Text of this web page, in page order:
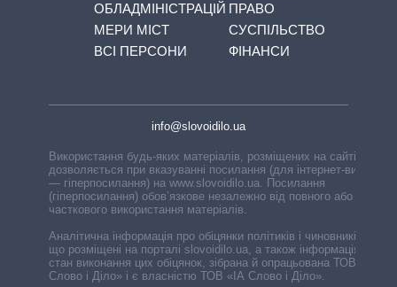
ОБЛАДМІНІСТРАЦІЙ
МЕРИ МІСТ
ВСІ ПЕРСОНИ
ПРАВО
СУСПІЛЬСТВО
ФІНАНСИ
info@slovoidilo.ua
Використання будь-яких матеріалів, розміщених на сайті,
дозволяється при вказуванні посилання (для інтернет-видань
— гіперпосилання) на www.slovoidilo.ua. Посилання
(гіперпосилання) обов’язкове незалежно від повного або
часткового використання матеріалів.
Аналітична інформація про обіцянки політиків і чиновників,
що розміщені на порталі slovoidilo.ua, а також інформація про
стан виконання цих обіцянок, зібрана й опрацьована ТОВ «ІА
Слово і Діло» і є власністю ТОВ «ІА Слово і Діло».